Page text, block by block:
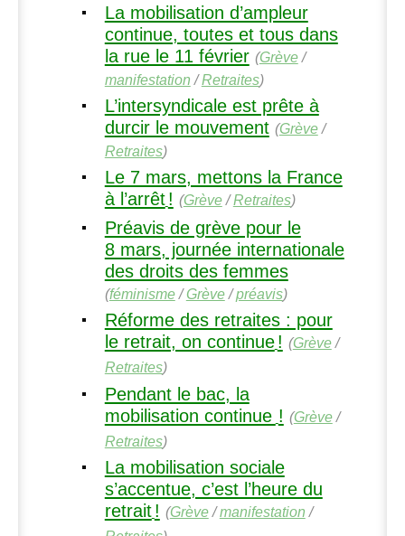
La mobilisation d’ampleur
continue, toutes et tous dans
la rue le 11 février (Grève/
manifestation /Retraites)
L’intersyndicale est prête à
durcir le mouvement (Grève/
Retraites)
Le 7 mars, mettons la France
à l’arrêt! (Grève/Retraites)
Préavis de grève pour le
8 mars, journée internationale
des droits des femmes
(féminisme/Grève/préavis)
Réforme des retraites : pour
le retrait, on continue! (Grève/
Retraites)
Pendant le bac, la
mobilisation continue ! (Grève/
Retraites)
La mobilisation sociale
s’accentue, c’est l’heure du
retrait! (Grève/manifestation /